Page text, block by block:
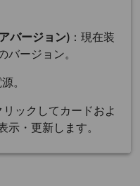
バージョン) ：現在装
ージョン。
。
リックしてカードおよ
・更新します。